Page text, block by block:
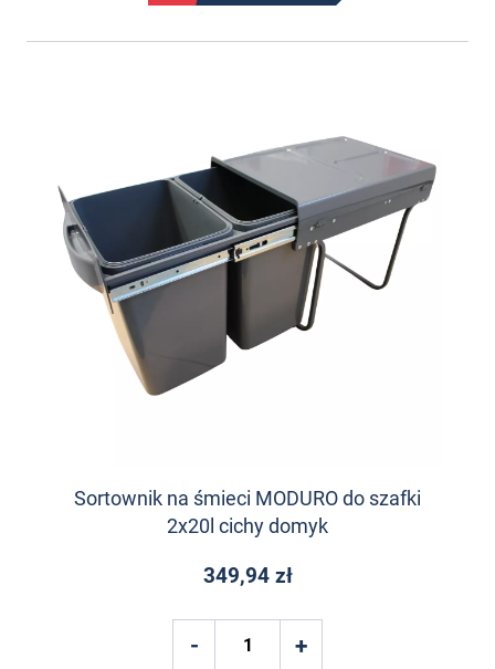
Sortownik na śmieci MODURO do szafki
2x20l cichy domyk
349,94 zł